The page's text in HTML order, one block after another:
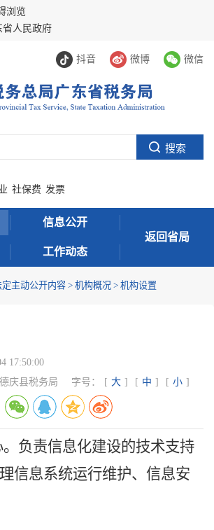
浏览
省人民政府
抖音 微博 微信
社保费 发票
信息公开
工作动态
返回省局
定主动公开内容 > 机构概况 > 机构设置
17:50:00
庆县税务局 字号： [ 大 ] [ 中 ] [ 小 ]
负责信息化建设的技术支持
信息系统运行维护、信息安